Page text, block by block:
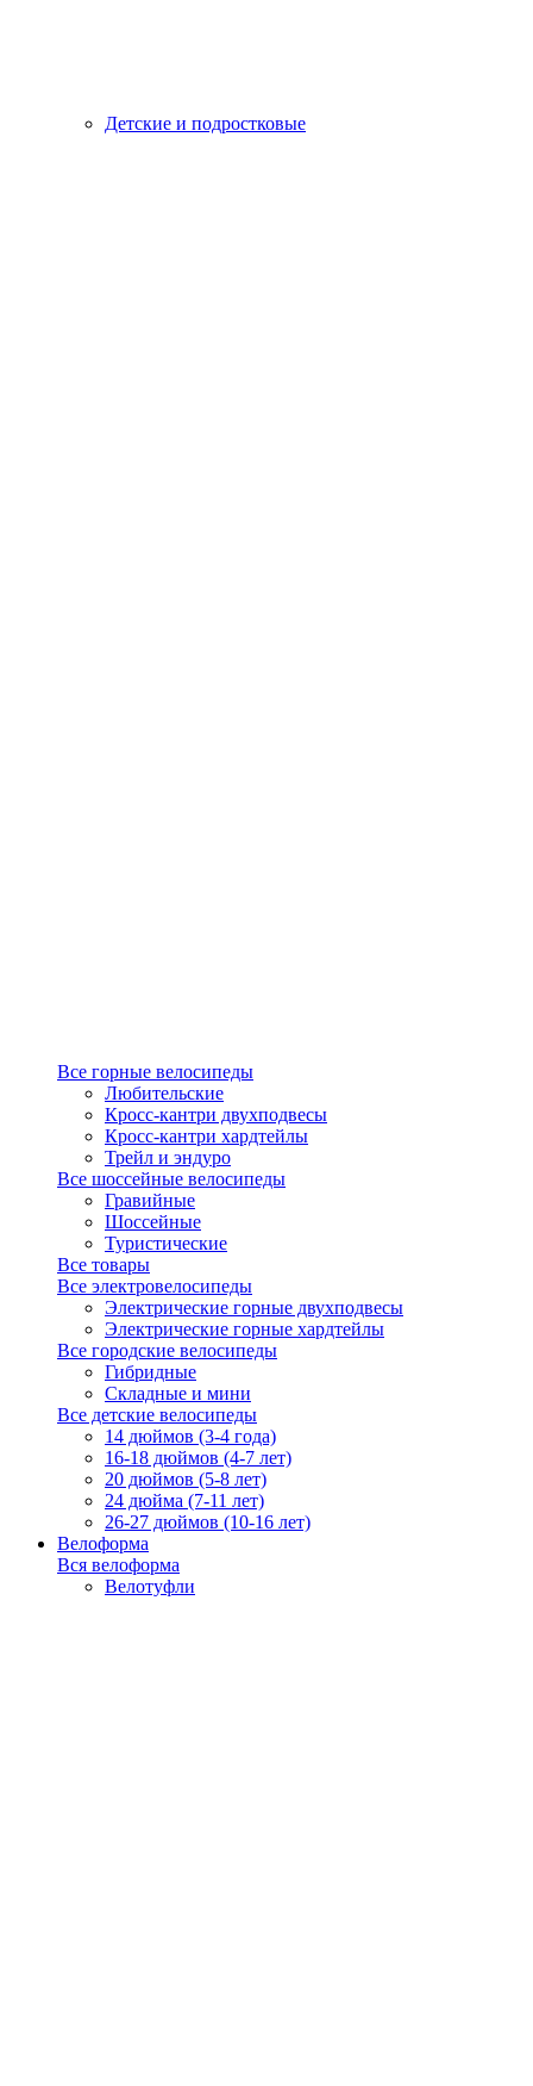
Детские и подростковые
Все горные велосипеды
Любительские
Кросс-кантри двухподвесы
Кросс-кантри хардтейлы
Трейл и эндуро
Все шоссейные велосипеды
Гравийные
Шоссейные
Туристические
Все товары
Все электровелосипеды
Электрические горные двухподвесы
Электрические горные хардтейлы
Все городские велосипеды
Гибридные
Складные и мини
Все детские велосипеды
14 дюймов (3-4 года)
16-18 дюймов (4-7 лет)
20 дюймов (5-8 лет)
24 дюйма (7-11 лет)
26-27 дюймов (10-16 лет)
Велоформа
Вся велоформа
Велотуфли